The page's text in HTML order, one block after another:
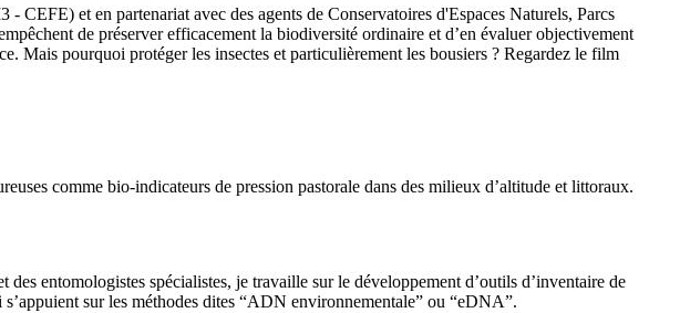
et en partenariat avec des agents de Conservatoires d'Espaces Naturels, Parcs
de préserver efficacement la biodiversité ordinaire et d’en évaluer objectivement
Mais pourquoi protéger les insectes et particulièrement les bousiers ? Regardez le film
comme bio-indicateurs de pression pastorale dans des milieux d’altitude et littoraux.
entomologistes spécialistes, je travaille sur le développement d’outils d’inventaire de
sur les méthodes dites “ADN environnementale” ou “eDNA”.